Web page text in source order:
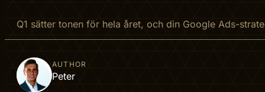
Q1 sätter tonen för hela året, och din Google Ads-
AUTHOR
Peter